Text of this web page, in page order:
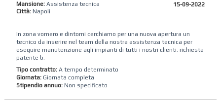
Mansione:Assistenza tecnica
Città:Napoli
15-09-2022
In zona vomero e dintorni cerchiamo per una nuova apertura un
tecnico da inserire nel team della nostra assistenza tecnica per
eseguire manutenzione agli impianti di tutti i nostri clienti. richiesta
patente b.
Tipo contratto:A tempo determinato
Giornata: Giornata completa
Stipendio annuo: Non specificato